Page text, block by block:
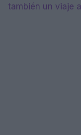
también un viaje